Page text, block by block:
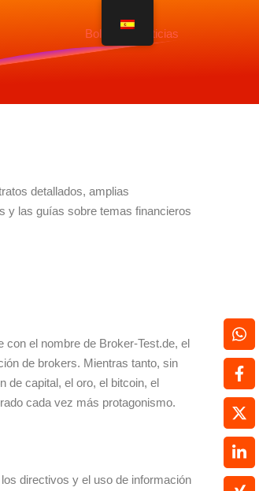
Boletín de noticias
detallados, amplias
y las guías sobre temas financieros
con el nombre de Broker-Test.de, el
de brokers. Mientras tanto, sin
de capital, el oro, el bitcoin, el
cada vez más protagonismo.
directivos y el uso de información